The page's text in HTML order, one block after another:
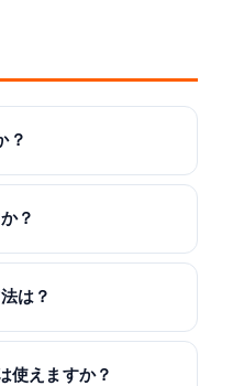
？
？
は？
使えますか？